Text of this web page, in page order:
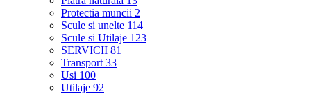
Protectia muncii 2
Scule si unelte 114
Scule si Utilaje 123
SERVICII 81
Transport 33
Usi 100
Utilaje 92